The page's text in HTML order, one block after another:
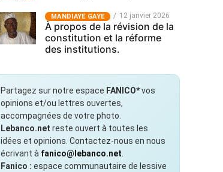
MANDIAYE GAYE 12 janvier 2026
À propos de la révision de la
constitution et la réforme
des institutions.
Partagez sur notre espace FANICO*vos
opinions et/ou lettres ouvertes,
accompagnées de votre photo.
Lebanco.net reste ouvert à toutes les
idées et opinions. Contactez-nous en nous
écrivant à fanico@lebanco.net.
Fanico : espace communautaire de lessive